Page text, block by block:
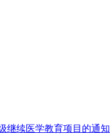
继续医学教育项目的通知